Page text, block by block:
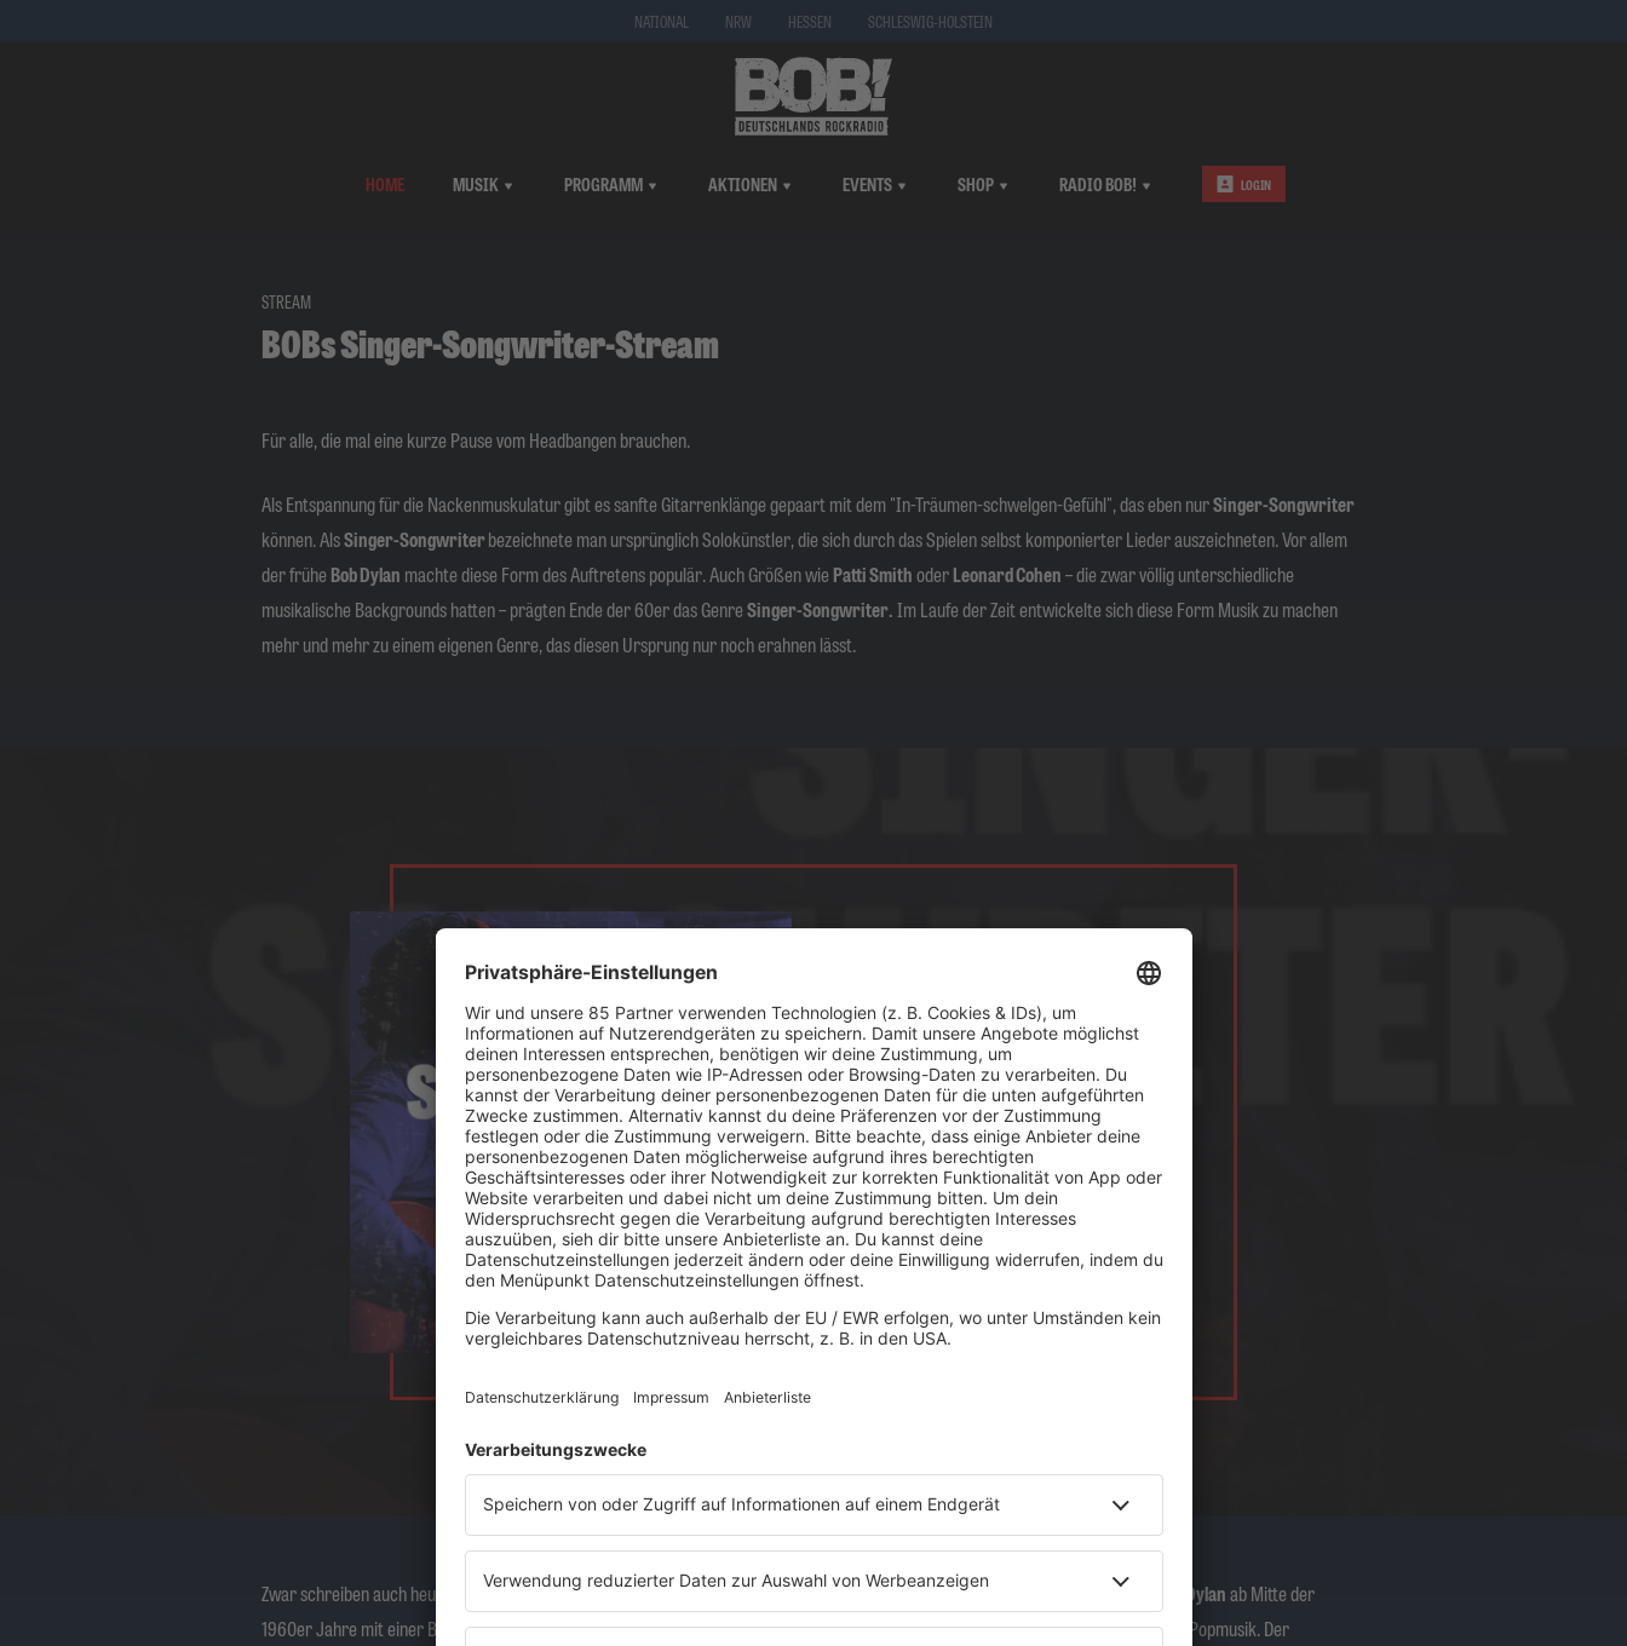
NATIONAL NRW HESSEN SCHLESWIG-HOLSTEIN
HOME MUSIK PROGRAMM AKTIONEN EVENTS SHOP RADIO BOB! LOGIN
STREAM
BOBs Singer-Songwriter-Stream
Für alle, die mal eine kurze Pause vom Headbangen brauchen.
Als Entspannung für die Nackenmuskulatur gibt es sanfte Gitarrenklänge gepaart mit dem "In-Träumen-schwelgen-Gefühl", das eben nurSinger-Songwriter
können. AlsSinger-Songwriterbezeichnete man ursprünglich Solokünstler, die sich durch das Spielen selbst komponierter Lieder auszeichneten. Vor allem
der frühe Bob Dylan machte diese Form des Auftretens populär. Auch Größen wie Patti SmithoderLeonard Cohen– die zwar völlig unterschiedliche
musikalische Backgrounds hatten – prägten Ende der 60er das GenreSinger-Songwriter.Im Laufe der Zeit entwickelte sich diese Form Musik zu machen
mehr und mehr zu einem eigenen Genre, das diesen Ursprung nur noch erahnen lässt.
JETZT ABSPIELEN Singer & Songwriter
einfach mal relaxen
Es läuft:
Ben Howard mit The Wolves
Zwar schreiben auch heutige Singer-Songwriterihre Lieder selbst, doch tritt kaum einer noch Solo auf – immerhin spielte auch Bob Dylanab Mitte der
1960er Jahre mit einer Begleitband. Außerdem sindSinger-Songwriter-Titel heutzutage genauso aufwendig produziert, wie andere Popmusik. Der